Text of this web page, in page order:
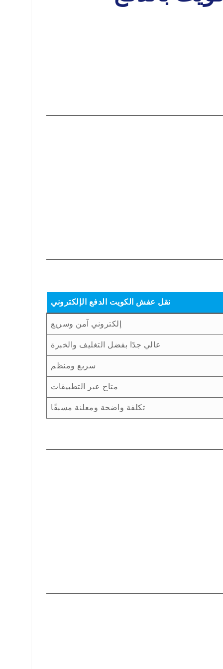
نقل عفش الكويت الدفع الإلكتروني
إلكتروني آمن وسريع
عالي جدًا بفضل التغليف والخبرة
سريع ومنظم
متاح عبر التطبيقات
تكلفة واضحة ومعلنة مسبقًا